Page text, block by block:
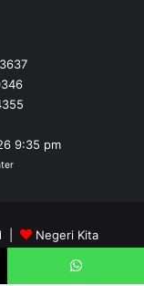
9:35 pm
|
Negeri Kita